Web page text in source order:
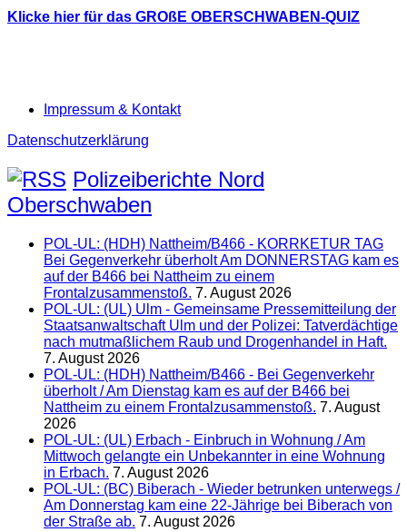
Klicke hier für das GROßE OBERSCHWABEN-QUIZ
Impressum & Kontakt
Datenschutzerklärung
Polizeiberichte Nord
Oberschwaben
POL-UL: (HDH) Nattheim/B466 - KORRKETUR TAG
Bei Gegenverkehr überholt Am DONNERSTAG kam es
auf der B466 bei Nattheim zu einem
Frontalzusammenstoß. 7. August 2026
POL-UL: (UL) Ulm - Gemeinsame Pressemitteilung der
Staatsanwaltschaft Ulm und der Polizei: Tatverdächtige
nach mutmaßlichem Raub und Drogenhandel in Haft.
7. August 2026
POL-UL: (HDH) Nattheim/B466 - Bei Gegenverkehr
überholt / Am Dienstag kam es auf der B466 bei
Nattheim zu einem Frontalzusammenstoß. 7. August
2026
POL-UL: (UL) Erbach - Einbruch in Wohnung / Am
Mittwoch gelangte ein Unbekannter in eine Wohnung
in Erbach. 7. August 2026
POL-UL: (BC) Biberach - Wieder betrunken unterwegs /
Am Donnerstag kam eine 22-Jährige bei Biberach von
der Straße ab. 7. August 2026